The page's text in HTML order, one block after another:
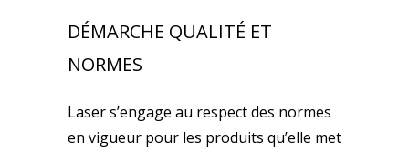
DÉMARCHE QUALITÉ ET
NORMES
Laser s’engage au respect des normes
en vigueur pour les produits qu’elle met